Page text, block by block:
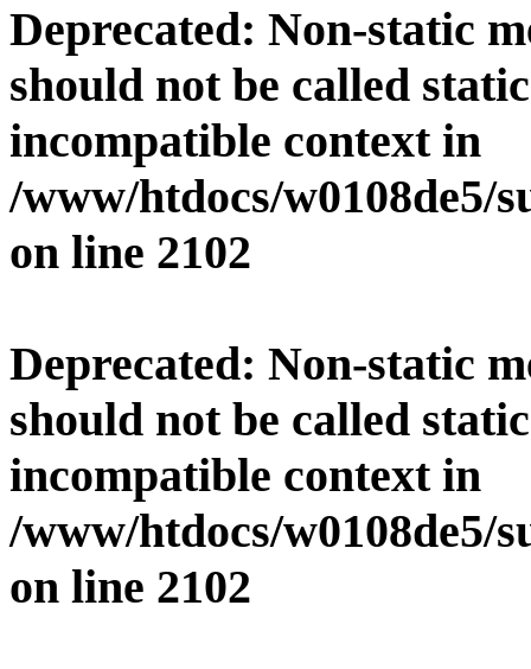
Deprecated: Non-static
should not be called
incompatible context in
/www/htdocs/w0108de5/
on line 2102
Deprecated: Non-static
should not be called
incompatible context in
/www/htdocs/w0108de5/
on line 2102